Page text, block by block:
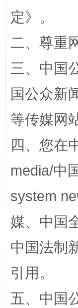
定》。
二、尊重
三、中国
国公众新
等传媒网
四、您在
media/中
system
媒、中国
中国法制
引用。
五、中国